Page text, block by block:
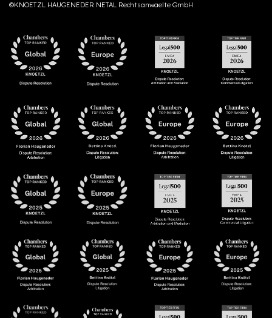
©KNOETZL HAUGENEDER NETAL Rechtsanwaelte GmbH